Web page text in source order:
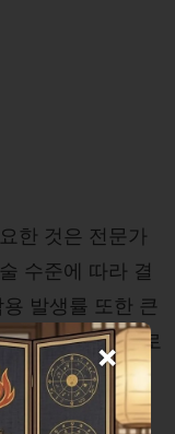
한 것은 전문가
수준에 따라 결
발생률 또한 큰
의를 선택함으로
×